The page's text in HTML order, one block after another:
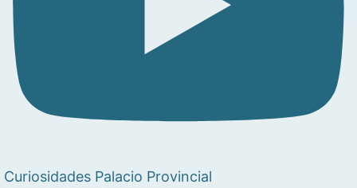
Curiosidades Palacio Provincial